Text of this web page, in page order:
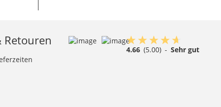
Retouren
4.66 (5.00) - Sehr gut